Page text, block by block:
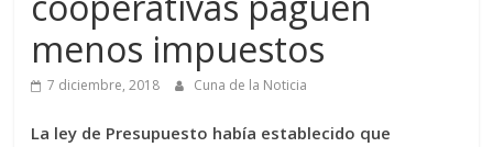
menos impuestos
7 diciembre, 2018 Cuna de la Noticia
La ley de Presupuesto había establecido que